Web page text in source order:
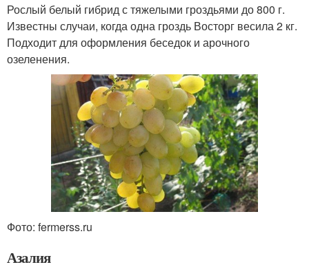
Рослый белый гибрид с тяжелыми гроздьями до 800 г.
Известны случаи, когда одна гроздь Восторг весила 2 кг.
Подходит для оформления беседок и арочного
озеленения.
Фото: fermerss.ru
Азалия